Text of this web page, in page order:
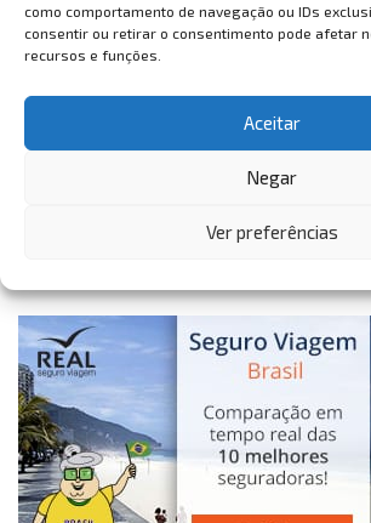
como comportamento de navegação ou IDs
consentir ou retirar o consentimento pode afetar
recursos e funções.
Aceitar
Negar
Ver preferências